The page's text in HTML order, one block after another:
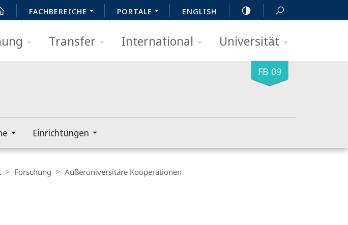
FACHBEREICHE PORTALE ENGLISH
Transfer International Universität
FB 09
Einrichtungen
Forschung
Außeruniversitäre Kooperationen